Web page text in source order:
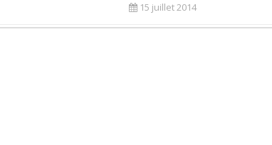
15 juillet 2014